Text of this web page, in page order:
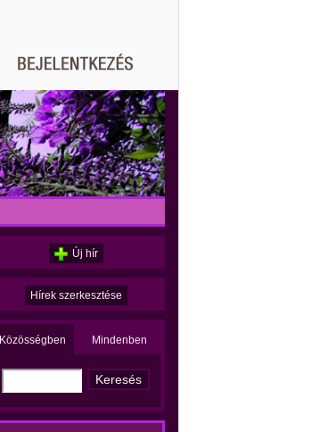
Új hír
Hírek szerkesztése
Közösségben Mindenben